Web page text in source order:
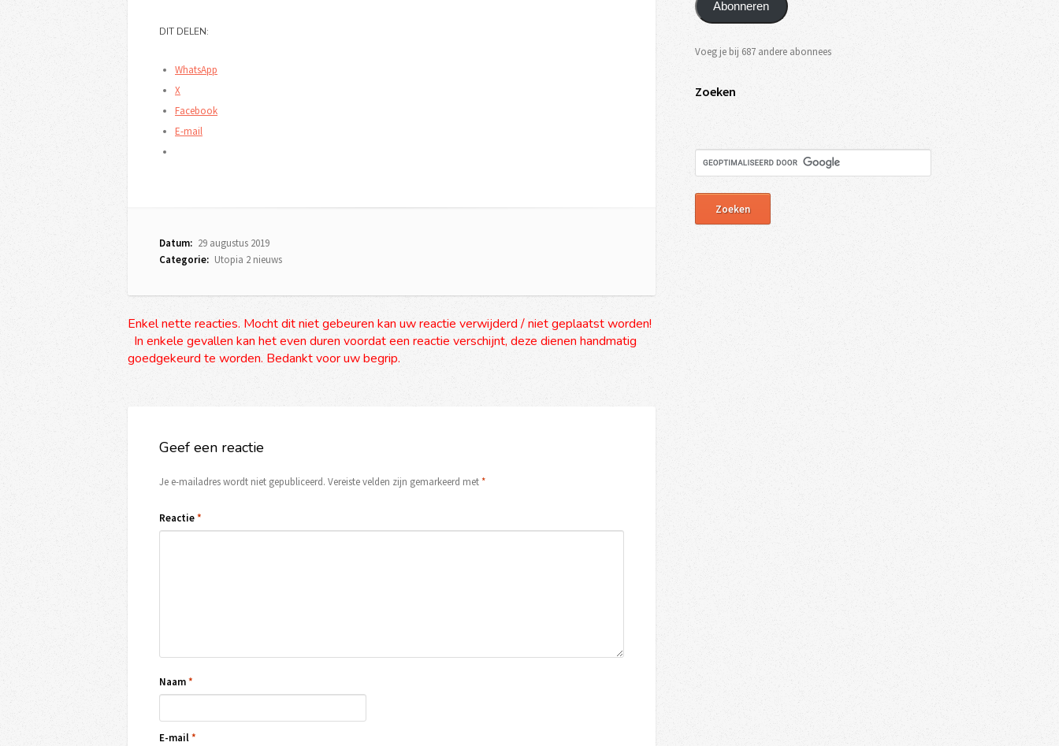
DIT DELEN:
WhatsApp
X
Facebook
E-mail
Datum: 29 augustus 2019
Categorie: Utopia 2 nieuws
Enkel nette reacties. Mocht dit niet gebeuren kan uw reactie verwijderd / niet geplaatst worden!
In enkele gevallen kan het even duren voordat een reactie verschijnt, deze dienen handmatig
goedgekeurd te worden. Bedankt voor uw begrip.
Geef een reactie
Je e-mailadres wordt niet gepubliceerd. Vereiste velden zijn gemarkeerd met*
Reactie*
Naam*
E-mail*
Abonneren
Voeg je bij 687 andere abonnees
Zoeken